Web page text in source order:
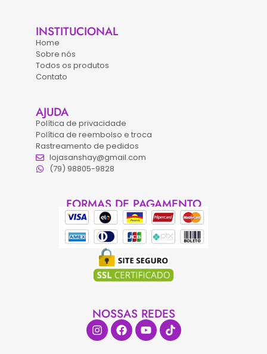
INSTITUCIONAL
Home
Sobre nós
Todos os produtos
Contato
AJUDA
Política de privacidade
Política de reembolso e troca
Rastreamento de pedidos
lojasanshay@gmail.com
(79) 98805-9828
FORMAS DE PAGAMENTO
NOSSAS REDES